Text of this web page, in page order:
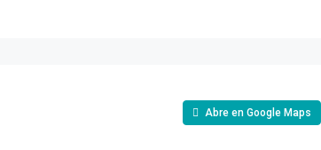
Abre en Google Maps